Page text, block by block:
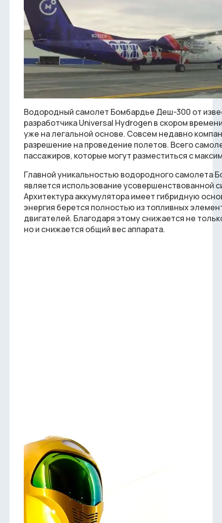
Водородный самолет Бомбардье Деш-300 от
разработчика Universal Hydrogen в скором
уже на легальной основе. Совсем недавно
разрешение на проведение полетов. Всего
пассажиров, которые могут разместиться с
Главной уникальностью водородного самолета
является использование усовершенствованной
Архитектура аккумулятора имеет гибридную
энергия берется полностью из топливных
двигателей. Благодаря этому снижается не
но и снижается общий вес аппарата.